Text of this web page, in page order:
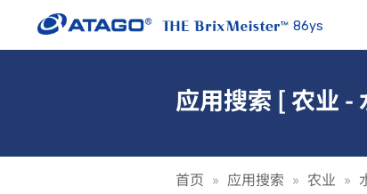
86ys
应用搜索 [ 农业 -
首页 应用搜索 农业